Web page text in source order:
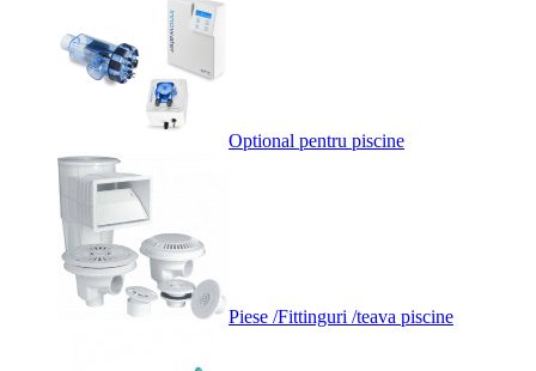
Optional pentru piscine
Piese /Fittinguri /teava piscine